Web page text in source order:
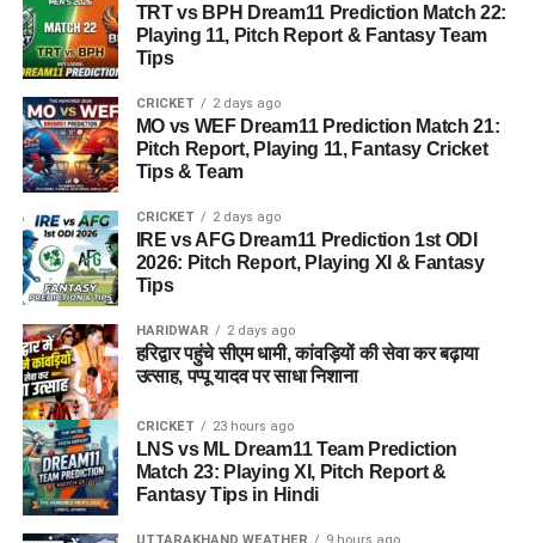
TRT vs BPH Dream11 Prediction Match 22:
Playing 11, Pitch Report & Fantasy Team
Tips
CRICKET 2 days ago
MO vs WEF Dream11 Prediction Match 21:
Pitch Report, Playing 11, Fantasy Cricket
Tips & Team
CRICKET 2 days ago
IRE vs AFG Dream11 Prediction 1st ODI
2026: Pitch Report, Playing XI & Fantasy
Tips
HARIDWAR 2 days ago
हरिद्वार पहुंचे सीएम धामी, कांवड़ियों की सेवा कर बढ़ाया
उत्साह, पप्पू यादव पर साधा निशाना
CRICKET 23 hours ago
LNS vs ML Dream11 Team Prediction
Match 23: Playing XI, Pitch Report &
Fantasy Tips in Hindi